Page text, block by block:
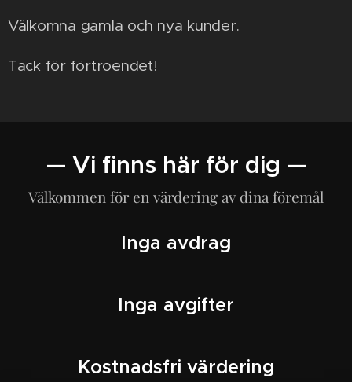
Välkomna gamla och nya kunder.
Tack för förtroendet!
— Vi finns här för dig —
Välkommen för en värdering av dina föremål
Inga avdrag
Inga avgifter
Kostnadsfri värdering